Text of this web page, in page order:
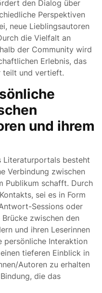
den Dialog über
Perspektiven
neue Lieblingsautoren
die Vielfalt an
der Community wird
Erlebnis, das
teilt und vertieft.
und ihrem
Literaturportals besteht
Verbindung zwischen
Publikum schafft. Durch
sei es in Form
Sessions oder
zwischen den
und ihren Leserinnen
persönliche Interaktion
tieferen Einblick in
Autoren zu erhalten
die das